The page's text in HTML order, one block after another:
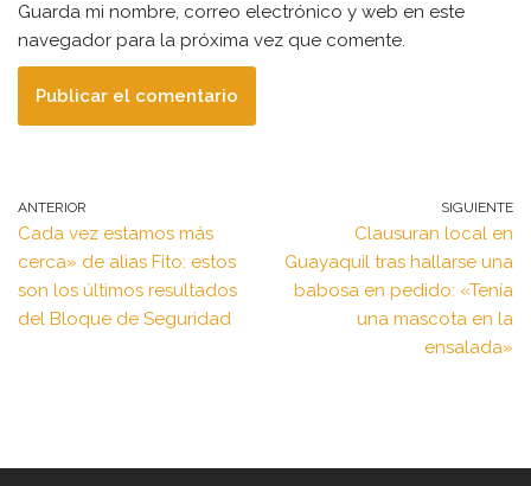
Guarda mi nombre, correo electrónico y web en este
navegador para la próxima vez que comente.
ANTERIOR
Cada vez estamos más
cerca» de alias Fito: estos
son los últimos resultados
del Bloque de Seguridad
SIGUIENTE
Clausuran local en
Guayaquil tras hallarse una
babosa en pedido: «Tenía
una mascota en la
ensalada»